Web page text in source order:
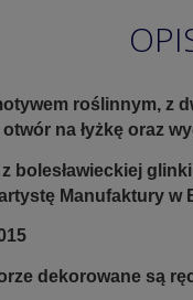
roślinnym, z
na łyżkę oraz
bolesławieckiej
Manufaktury w
dekorowane są